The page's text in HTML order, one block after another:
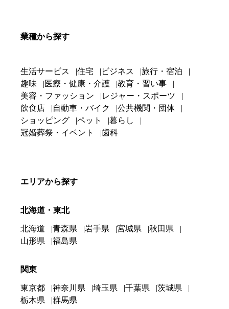
業種から探す
生活サービス 住宅 ビジネス
旅行・宿泊
趣味
医療・健康・介護
教育・習い事
美容・ファッション
レジャー・スポーツ
飲食店
自動車・バイク
公共機関・団体
ショッピング
ペット
暮らし
冠婚葬祭・イベント
歯科
エリアから探す
北海道・東北
北海道 青森県 岩手県 宮城県
秋田県
山形県
福島県
関東
東京都 神奈川県 埼玉県 千葉県
茨城県
栃木県
群馬県